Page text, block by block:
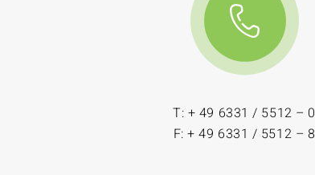
T: + 49 6331 / 5512 – 0
F: + 49 6331 / 5512 – 8